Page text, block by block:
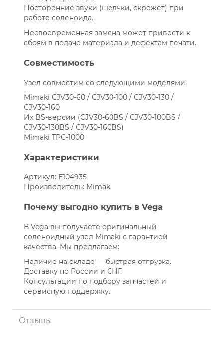
Посторонние звуки (щелчки, скрежет) при
работе соленоида.
Несвоевременная замена может привести к
сбоям в подаче материала и дефектам печати.
Совместимость
Узел совместим со следующими моделями:
Mimaki CJV30-60 / CJV30-100 / CJV30-130 /
CJV30-160
Их BS-версии (CJV30-60BS / CJV30-100BS /
CJV30-130BS / CJV30-160BS)
Mimaki TPC-1000
Характеристики
Артикул: E104935
Производитель: Mimaki
Почему выгодно купить в Vega
В Vega вы получаете оригинальный
соленоидный узел Mimaki с гарантией
качества. Мы предлагаем:
Наличие на складе — быстрая отгрузка.
Доставку по России и СНГ.
Консультации по подбору запчастей и
сервисную поддержку.
Отзывы